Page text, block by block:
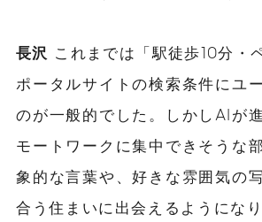
長沢 これまでは「駅徒歩10分・
ポータルサイトの検索条件にユ
のが一般的でした。しかしAIが
モートワークに集中できそうな
象的な言葉や、好きな雰囲気の
合う住まいに出会えるようにな